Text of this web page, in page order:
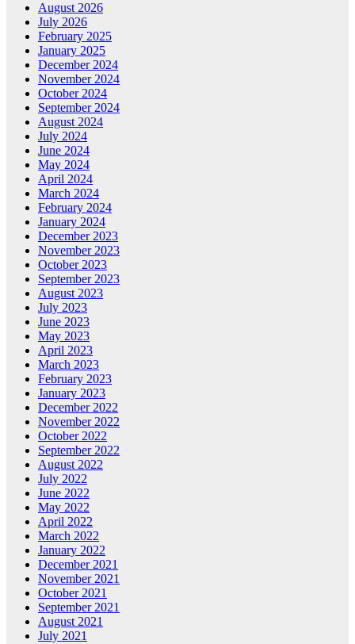
August 2026
July 2026
February 2025
January 2025
December 2024
November 2024
October 2024
September 2024
August 2024
July 2024
June 2024
May 2024
April 2024
March 2024
February 2024
January 2024
December 2023
November 2023
October 2023
September 2023
August 2023
July 2023
June 2023
May 2023
April 2023
March 2023
February 2023
January 2023
December 2022
November 2022
October 2022
September 2022
August 2022
July 2022
June 2022
May 2022
April 2022
March 2022
January 2022
December 2021
November 2021
October 2021
September 2021
August 2021
July 2021